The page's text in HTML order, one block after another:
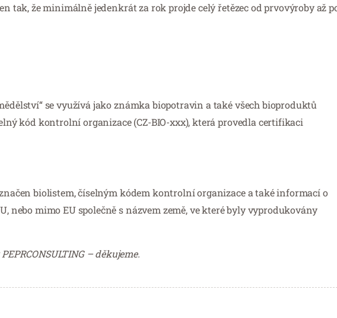
tak, že minimálně jedenkrát za rok projde celý řetězec od prvovýroby až
se využívá jako známka biopotravin a také všech bioproduktů
kód kontrolní organizace (CZ-BIO-xxx), která provedla certifikaci
biolistem, číselným kódem kontrolní organizace a také informací o
nebo mimo EU společně s názvem země, ve které byly vyprodukovány
– děkujeme.